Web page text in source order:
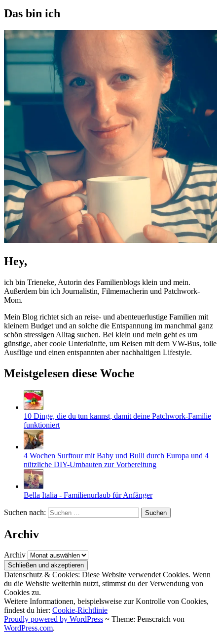
Das bin ich
Hey,
ich bin Trieneke, Autorin des Familienblogs klein und mein.
Außerdem bin ich Journalistin, Filmemacherin und Patchwork-
Mom.
Mein Blog richtet sich an reise- und abenteuerlustige Familien mit
kleinem Budget und an solche die Entspannung im manchmal ganz
schön stressigen Alltag suchen. Bei klein und mein geht es um
günstige, aber coole Unterkünfte, um Reisen mit dem VW-Bus, tolle
Ausflüge und einen entspannten aber nachhaltigen Lifestyle.
Meistgelesen diese Woche
10 Dinge, die du tun kannst, damit deine Patchwork-Familie
funktioniert
4 Wochen Surftour mit Baby und Bulli durch Europa und 4
nützliche DIY-Umbauten zur Vorbereitung
Bella Italia - Familienurlaub für Anfänger
Suchen nach:
Archiv
Archiv
Datenschutz & Cookies: Diese Website verwendet Cookies. Wenn
du die Website weiterhin nutzt, stimmst du der Verwendung von
Cookies zu.
Weitere Informationen, beispielsweise zur Kontrolle von Cookies,
findest du hier: Cookie-Richtlinie
Proudly powered by WordPress ~ Theme: Penscratch von
WordPress.com.